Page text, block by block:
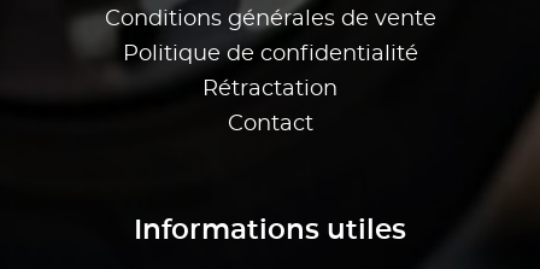
Conditions générales de vente
Politique de confidentialité
Rétractation
Contact
Informations utiles